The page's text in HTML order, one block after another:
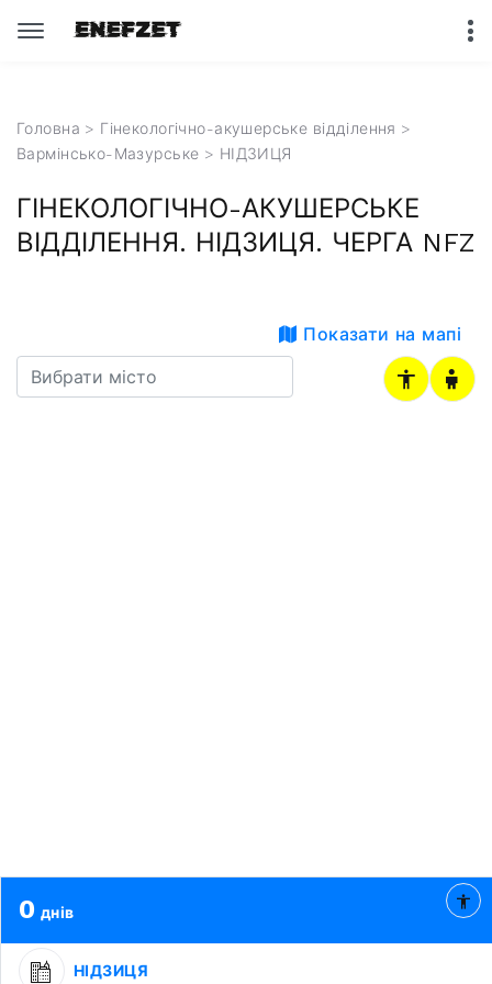
Головна > Гінекологічно-акушерське відділення >
Вармінсько-Мазурське > НІДЗИЦЯ
ГІНЕКОЛОГІЧНО-АКУШЕРСЬКЕ
ВІДДІЛЕННЯ. НІДЗИЦЯ. ЧЕРГА NFZ
Показати на мапі
0 днів
НІДЗИЦЯ